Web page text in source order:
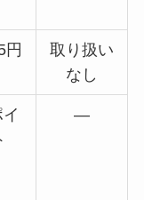
円
取り扱い
なし
―